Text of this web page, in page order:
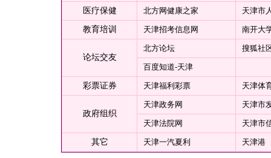
医疗保健 北方网健康之家 天津市
教育培训 天津招考信息网 南开大
论坛交友
北方论坛 搜狐社
百度知道-天津
彩票证券 天津福利彩票 天津体
政府组织
天津政务网 天津市
天津法院网 天津市
其它 天津一汽夏利 天津港